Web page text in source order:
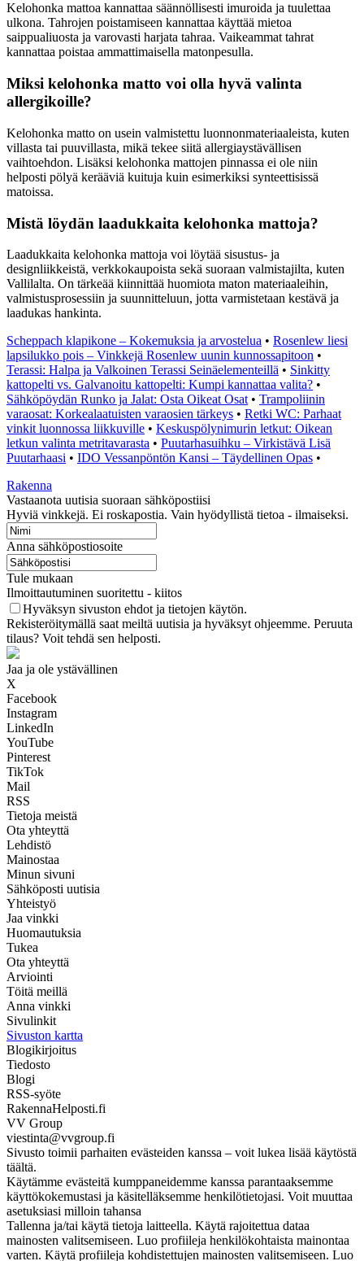
Kelohonka mattoa kannattaa säännöllisesti imuroida ja tuulettaa
ulkona. Tahrojen poistamiseen kannattaa käyttää mietoa
saippualiuosta ja varovasti harjata tahraa. Vaikeammat tahrat
kannattaa poistaa ammattimaisella matonpesulla.
Miksi kelohonka matto voi olla hyvä valinta
allergikoille?
Kelohonka matto on usein valmistettu luonnonmateriaaleista, kuten
villasta tai puuvillasta, mikä tekee siitä allergiaystävällisen
vaihtoehdon. Lisäksi kelohonka mattojen pinnassa ei ole niin
helposti pölyä kerääviä kuituja kuin esimerkiksi synteettisissä
matoissa.
Mistä löydän laadukkaita kelohonka mattoja?
Laadukkaita kelohonka mattoja voi löytää sisustus- ja
designliikkeistä, verkkokaupoista sekä suoraan valmistajilta, kuten
Vallilalta. On tärkeää kiinnittää huomiota maton materiaaleihin,
valmistusprosessiin ja suunnitteluun, jotta varmistetaan kestävä ja
laadukas hankinta.
Scheppach klapikone – Kokemuksia ja arvostelua • Rosenlew liesi
lapsilukko pois – Vinkkejä Rosenlew uunin kunnossapitoon •
Terassi: Halpa ja Valkoinen Terassi Seinäelementeillä • Sinkitty
kattopelti vs. Galvanoitu kattopelti: Kumpi kannattaa valita? •
Sähköpöydän Runko ja Jalat: Osta Oikeat Osat • Trampoliinin
varaosat: Korkealaatuisten varaosien tärkeys • Retki WC: Parhaat
vinkit luonnossa liikkuville • Keskuspölynimurin letkut: Oikean
letkun valinta metritavarasta • Puutarhasuihku – Virkistävä Lisä
Puutarhaasi • IDO Vessanpöntön Kansi – Täydellinen Opas •
Rakenna
Vastaanota uutisia suoraan sähköpostiisi
Hyviä vinkkejä. Ei roskapostia. Vain hyödyllistä tietoa - ilmaiseksi.
Anna sähköpostiosoite
Tule mukaan
Ilmoittautuminen suoritettu - kiitos
Hyväksyn sivuston ehdot ja tietojen käytön.
Rekisteröitymällä saat meiltä uutisia ja hyväksyt ohjeemme. Peruuta
tilaus? Voit tehdä sen helposti.
Jaa ja ole ystävällinen
X
Facebook
Instagram
LinkedIn
YouTube
Pinterest
TikTok
Mail
RSS
Tietoja meistä
Ota yhteyttä
Lehdistö
Mainostaa
Minun sivuni
Sähköposti uutisia
Yhteistyö
Jaa vinkki
Huomautuksia
Tukea
Ota yhteyttä
Arviointi
Töitä meillä
Anna vinkki
Sivulinkit
Sivuston kartta
Blogikirjoitus
Tiedosto
Blogi
RSS-syöte
RakennaHelposti.fi
VV Group
viestinta@vvgroup.fi
Sivusto toimii parhaiten evästeiden kanssa – voit lukea lisää käytöstä
täältä.
Käytämme evästeitä kumppaneidemme kanssa parantaaksemme
käyttökokemustasi ja käsitelläksemme henkilötietojasi. Voit muuttaa
asetuksiasi milloin tahansa
Tallenna ja/tai käytä tietoja laitteella. Käytä rajoitettua dataa
mainosten valitsemiseen. Luo profiileja henkilökohtaista mainontaa
varten. Käytä profiileja kohdistettujen mainosten valitsemiseen. Luo